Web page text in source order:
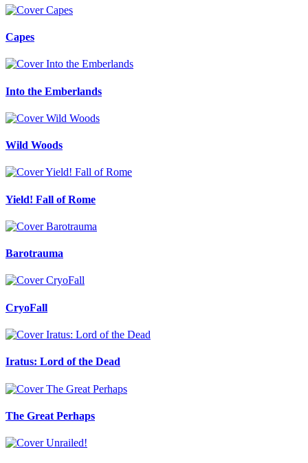
Capes
Into the Emberlands
Wild Woods
Yield! Fall of Rome
Barotrauma
CryoFall
Iratus: Lord of the Dead
The Great Perhaps